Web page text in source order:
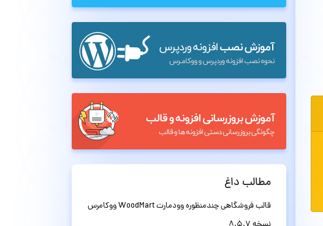
مطالب داغ
قالب فروشگاهی چندمنظوره وودمارت WoodMart ووکامرس